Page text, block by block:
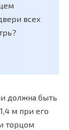
всех
должна быть
м при его
торцом